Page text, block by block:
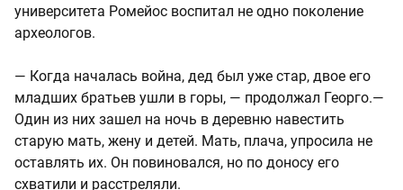
университета Ромейос воспитал не одно поколение
археологов.
— Когда началась война, дед был уже стар, двое его
младших братьев ушли в горы, — продолжал Георго.—
Один из них зашел на ночь в деревню навестить
старую мать, жену и детей. Мать, плача, упросила не
оставлять их. Он повиновался, но по доносу его
схватили и расстреляли.